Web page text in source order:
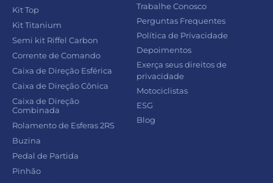
Kit Top
Kit Titanium
Semi kit Riffel Carbon
Corrente de Comando
Caixa de Direção Esférica
Caixa de Direção Cônica
Caixa de Direção
Combinada
Rolamento de Esferas 2RS
Buzina
Pedal de Partida
Pinhão
Trabalhe Conosco
Perguntas Frequentes
Política de Privacidade
Depoimentos
Exerça seus direitos de
privacidade
Motociclistas
ESG
Blog